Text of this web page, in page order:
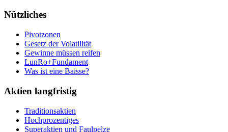
Nützliches
Pivotzonen
Gesetz der Volatilität
Gewinne müssen reifen
LunRo+Fundament
Was ist eine Baisse?
Aktien langfristig
Traditionsaktien
Hochprozentiges
Superaktien und Faulpelze